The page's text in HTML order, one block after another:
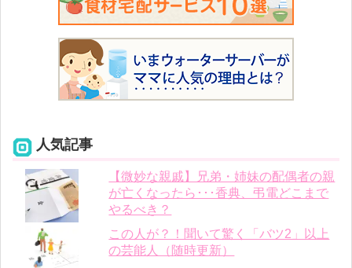
人気記事
【微妙な親戚】兄弟・姉妹の配偶者の親
が亡くなったら･･･香典、弔電どこまで
やるべき？
この人が？！聞いて驚く「バツ2」以上
の芸能人（随時更新）